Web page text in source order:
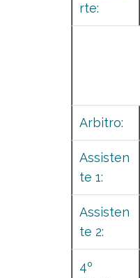
rte:
Arbitro:
Assisten
te 1:
Assisten
te 2:
4º